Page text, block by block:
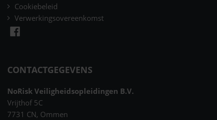
Cookiebeleid
Verwerkingsovereenkomst
CONTACTGEGEVENS
NoRisk Veiligheidsopleidingen B.V.
Vrijthof 5C
7731 CN, Ommen